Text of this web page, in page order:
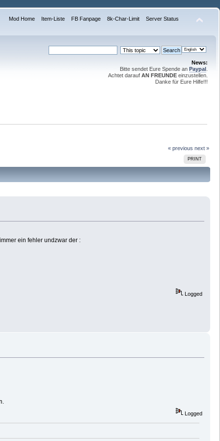
Mod Home Item-Liste FB Fanpage 8k-Char-Limit Server Status
News:
Bitte sendet Eure Spende an Paypal
Achtet darauf AN FREUNDE einzustellen.
Danke für Eure Hilfe!!!
« previous next »
PRINT
ein fehler undzwar der :
Logged
Logged